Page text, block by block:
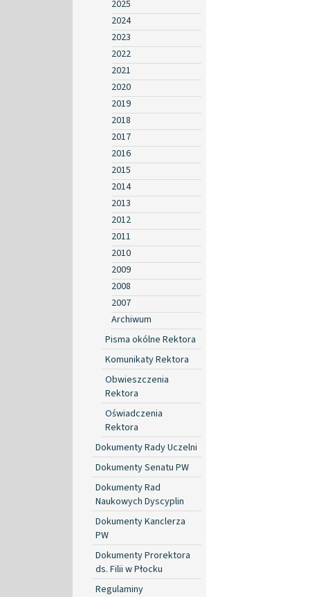
2025
2024
2023
2022
2021
2020
2019
2018
2017
2016
2015
2014
2013
2012
2011
2010
2009
2008
2007
Archiwum
Pisma okólne Rektora
Komunikaty Rektora
Obwieszczenia
Rektora
Oświadczenia
Rektora
Dokumenty Rady Uczelni
Dokumenty Senatu PW
Dokumenty Rad
Naukowych Dyscyplin
Dokumenty Kanclerza
PW
Dokumenty Prorektora
ds. Filii w Płocku
Regulaminy